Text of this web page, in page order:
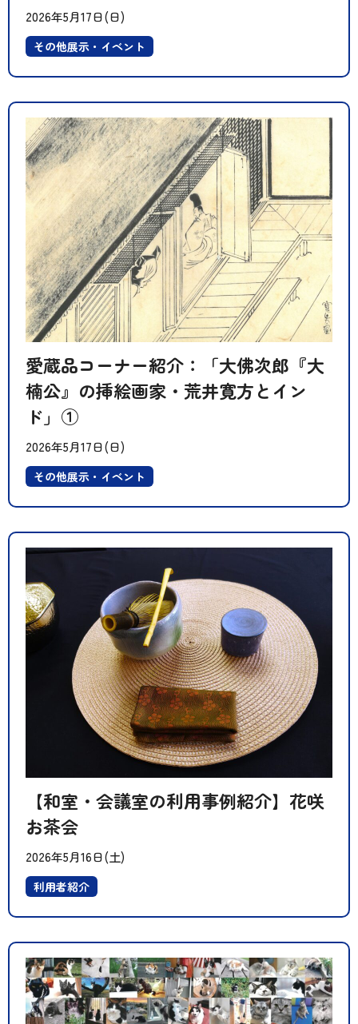
2026年5月17日(日)
その他展示・イベント
愛蔵品コーナー紹介：「大佛次郎『大
楠公』の挿絵画家・荒井寛方とイン
ド」①
2026年5月17日(日)
その他展示・イベント
【和室・会議室の利用事例紹介】花咲
お茶会
2026年5月16日(土)
利用者紹介